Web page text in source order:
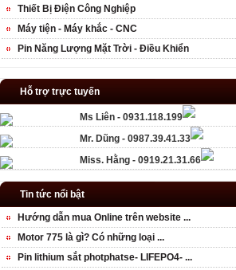
Thiết Bị Điện Công Nghiệp
Máy tiện - Máy khắc - CNC
Pin Năng Lượng Mặt Trời - Điều Khiển
Hỗ trợ trực tuyến
Ms Liên - 0931.118.199
Mr. Dũng - 0987.39.41.33
Miss. Hằng - 0919.21.31.66
Tin tức nổi bật
Hướng dẫn mua Online trên website ...
Motor 775 là gì? Có những loại ...
Pin lithium sắt photphatse- LIFEPO4- ...